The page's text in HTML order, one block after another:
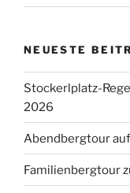
NEUESTE
Stockerlplatz-
2026
Abendbergtour
Familienbergtour